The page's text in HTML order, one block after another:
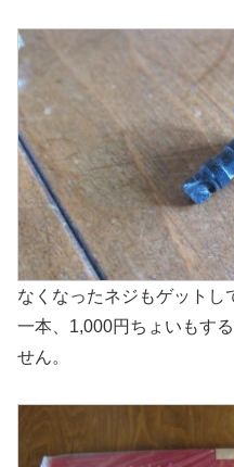
なくなったネジもゲットし
一本、1,000円ちょいもす
せん。